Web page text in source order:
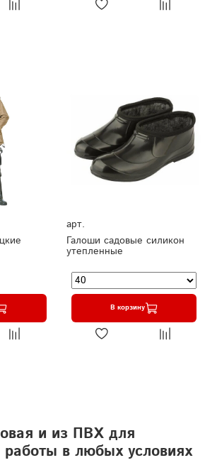
арт.
Галоши садовые силикон
утепленные
В корзину
и из ПВХ для
в любых условиях